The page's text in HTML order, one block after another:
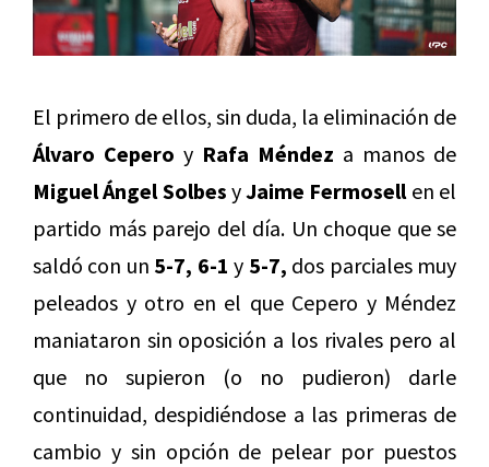
El primero de ellos, sin duda, la eliminación de
Álvaro Cepero y Rafa Méndez a manos de
Miguel Ángel Solbes yJaime Fermosellen el
partido más parejo del día. Un choque que se
saldó con un 5-7, 6-1 y 5-7, dos parciales muy
peleados y otro en el que Cepero y Méndez
maniataron sin oposición a los rivales pero al
que no supieron (o no pudieron) darle
continuidad, despidiéndose a las primeras de
cambio y sin opción de pelear por puestos